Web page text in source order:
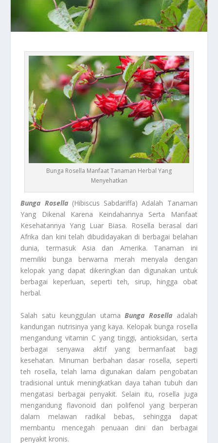
Bunga Rosella Manfaat Tanaman Herbal Yang
Menyehatkan
Bunga Rosella(Hibiscus Sabdariffa) Adalah Tanaman
Yang Dikenal Karena Keindahannya Serta Manfaat
Kesehatannya Yang Luar Biasa. Rosella berasal dari
Afrika dan kini telah dibudidayakan di berbagai belahan
dunia, termasuk Asia dan Amerika. Tanaman ini
memiliki bunga berwarna merah menyala dengan
kelopak yang dapat dikeringkan dan digunakan untuk
berbagai keperluan, seperti teh, sirup, hingga obat
herbal.
Salah satu keunggulan utamaBunga Rosellaadalah
kandungan nutrisinya yang kaya. Kelopak bunga rosella
mengandung vitamin C yang tinggi, antioksidan, serta
berbagai senyawa aktif yang bermanfaat bagi
kesehatan. Minuman berbahan dasar rosella, seperti
teh rosella, telah lama digunakan dalam pengobatan
tradisional untuk meningkatkan daya tahan tubuh dan
mengatasi berbagai penyakit. Selain itu, rosella juga
mengandung flavonoid dan polifenol yang berperan
dalam melawan radikal bebas, sehingga dapat
membantu mencegah penuaan dini dan berbagai
penyakit kronis.